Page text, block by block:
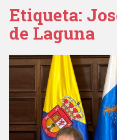
Etiqueta:
de Laguna